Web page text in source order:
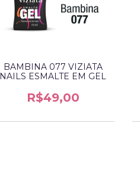
BAMBINA 077 VIZIATA
NAILS ESMALTE EM GEL
R$49,00